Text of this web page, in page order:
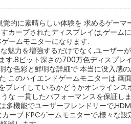
的に素晴らしい体験を 求めるゲー
カーブされたディスプレイは,ゲー
ームモニターになります.
魅力を増強するだけでなく,ユーザ
す.8ビット深さの700万色ディスプ
な色彩と鮮明な詳細で 本当に没入感
このハイエンドゲームモニターは
プレイしているかどうかオンライン
な 一貫したパフォーマンスを保証し
多機能でユーザーフレンドリーで
ーブドPCゲームモニターで,様々な